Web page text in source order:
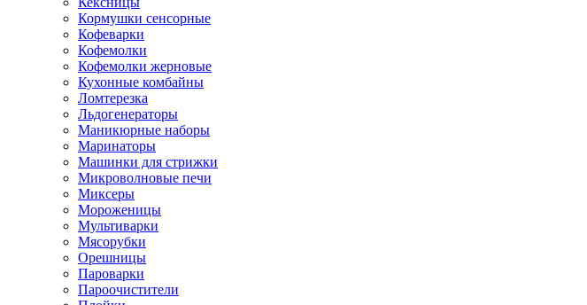
Кормушки сенсорные
Кофеварки
Кофемолки
Кофемолки жерновые
Кухонные комбайны
Ломтерезка
Льдогенераторы
Маникюрные наборы
Маринаторы
Машинки для стрижки
Микроволновые печи
Миксеры
Мороженицы
Мультиварки
Мясорубки
Орешницы
Пароварки
Пароочистители